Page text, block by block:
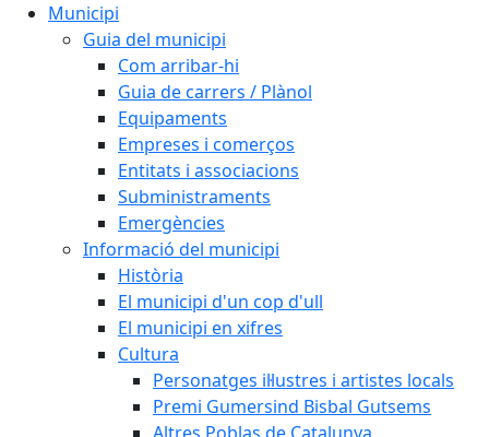
Municipi
Guia del municipi
Com arribar-hi
Guia de carrers / Plànol
Equipaments
Empreses i comerços
Entitats i associacions
Subministraments
Emergències
Informació del municipi
Història
El municipi d'un cop d'ull
El municipi en xifres
Cultura
Personatges il·lustres i artistes locals
Premi Gumersind Bisbal Gutsems